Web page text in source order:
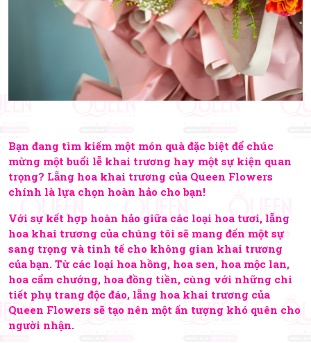
Bạn đang tìm kiếm một món quà đặc biệt để chúc
mừng một buổi lễ khai trương hay một sự kiện quan
trọng? Lẵng hoa khai trương của Queen Flowers
chính là lựa chọn hoàn hảo cho bạn!
Với sự kết hợp hoàn hảo giữa các loại hoa tươi, lẵng
hoa khai trương của chúng tôi sẽ mang đến một sự
sang trọng và tinh tế cho không gian khai trương
của bạn. Từ các loại hoa hồng, hoa sen, hoa mộc lan,
hoa cẩm chướng, hoa đồng tiền, cùng với những chi
tiết phụ trang độc đáo, lẵng hoa khai trương của
Queen Flowers sẽ tạo nên một ấn tượng khó quên cho
người nhận.